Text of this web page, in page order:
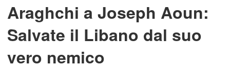
Araghchi a Joseph Aoun:
Salvate il Libano dal suo
vero nemico